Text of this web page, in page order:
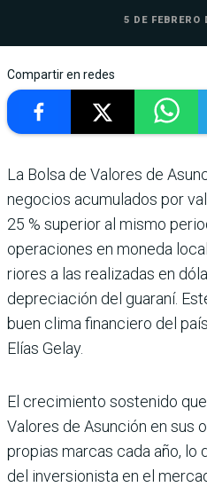
5 DE FEBRERO
Compartir en redes
La Bolsa de Valores de
nego­cios acumulados por
25 % supe­rior al mismo
operaciones en moneda
riores a las realizadas en
depreciación del guaraní.
buen clima finan­ciero del
Elías Gelay.
El crecimiento sostenido
Valo­res de Asunción en sus
propias marcas cada año, lo
del inver­sionista en el